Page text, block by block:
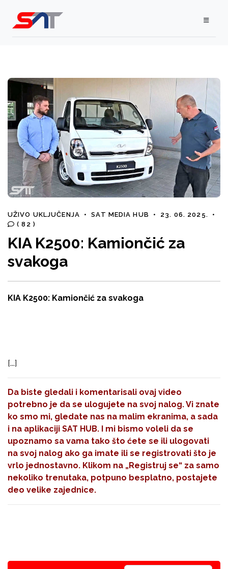
UŽIVO UKLJUČENJA • SAT MEDIA HUB • 23. 06. 2025.
•
( 82 )
KIA K2500: Kamiončić za
svakoga
KIA K2500: Kamiončić za svakoga
[...]
Da biste gledali i komentarisali ovaj video
potrebno je da se ulogujete na svoj nalog. Vi znate
ko smo mi, gledate nas na malim ekranima, a sada
i na aplikaciji SAT HUB. I mi bismo voleli da se
upoznamo sa vama tako što ćete se ili ulogovati
na svoj nalog ako ga imate ili se registrovati što je
vrlo jednostavno. Klikom na „Registruj se“ za samo
nekoliko trenutaka, potpuno besplatno, postajete
deo velike zajednice.